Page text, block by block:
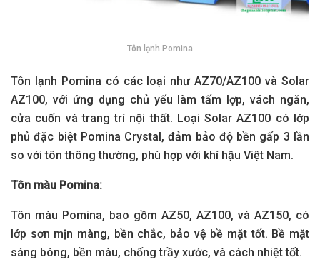
Tôn lạnh Pomina
Tôn lạnh Pomina có các loại như AZ70/AZ100 và Solar
AZ100, với ứng dụng chủ yếu làm tấm lợp, vách ngăn,
cửa cuốn và trang trí nội thất. Loại Solar AZ100 có lớp
phủ đặc biệt Pomina Crystal, đảm bảo độ bền gấp 3 lần
so với tôn thông thường, phù hợp với khí hậu Việt Nam.
Tôn màu Pomina:
Tôn màu Pomina, bao gồm AZ50, AZ100, và AZ150, có
lớp sơn mịn màng, bền chắc, bảo vệ bề mặt tốt. Bề mặt
sáng bóng, bền màu, chống trầy xước, và cách nhiệt tốt.